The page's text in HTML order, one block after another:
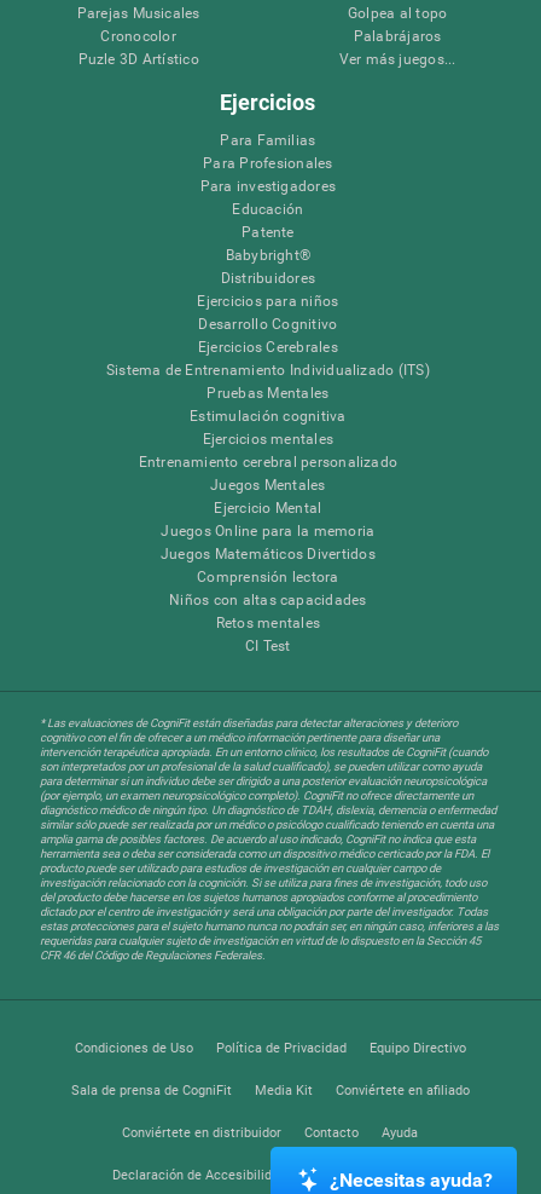
Parejas Musicales
Cronocolor
Puzle 3D Artístico
Golpea al topo
Palabrájaros
Ver más juegos...
Ejercicios
Para Familias
Para Profesionales
Para investigadores
Educación
Patente
Babybright®
Distribuidores
Ejercicios para niños
Desarrollo Cognitivo
Ejercicios Cerebrales
Sistema de Entrenamiento Individualizado (ITS)
Pruebas Mentales
Estimulación cognitiva
Ejercicios mentales
Entrenamiento cerebral personalizado
Juegos Mentales
Ejercicio Mental
Juegos Online para la memoria
Juegos Matemáticos Divertidos
Comprensión lectora
Niños con altas capacidades
Retos mentales
CI Test
* Las evaluaciones de CogniFit están diseñadas para detectar alteraciones y deterioro
cognitivo con el fin de ofrecer a un médico información pertinente para diseñar una
intervención terapéutica apropiada. En un entorno clínico, los resultados de CogniFit (cuando
son interpretados por un profesional de la salud cualificado), se pueden utilizar como ayuda
para determinar si un individuo debe ser dirigido a una posterior evaluación neuropsicológica
(por ejemplo, un examen neuropsicológico completo). CogniFit no ofrece directamente un
diagnóstico médico de ningún tipo. Un diagnóstico de TDAH, dislexia, demencia o enfermedad
similar sólo puede ser realizada por un médico o psicólogo cualificado teniendo en cuenta una
amplia gama de posibles factores. De acuerdo al uso indicado, CogniFit no indica que esta
herramienta sea o deba ser considerada como un dispositivo médico certicado por la FDA. El
producto puede ser utilizado para estudios de investigación en cualquier campo de
investigación relacionado con la cognición. Si se utiliza para fines de investigación, todo uso
del producto debe hacerse en los sujetos humanos apropiados conforme al procedimiento
dictado por el centro de investigación y será una obligación por parte del investigador. Todas
estas protecciones para el sujeto humano nunca no podrán ser, en ningún caso, inferiores a las
requeridas para cualquier sujeto de investigación en virtud de lo dispuesto en la Sección 45
CFR 46 del Código de Regulaciones Federales.
Condiciones de Uso Política de Privacidad Equipo Directivo
Sala de prensa de CogniFit Media Kit Conviértete en afiliado
Conviértete en distribuidor Contacto Ayuda
Declaración de Accesibilidad Centro de Confianza
¿Necesitas ayuda?